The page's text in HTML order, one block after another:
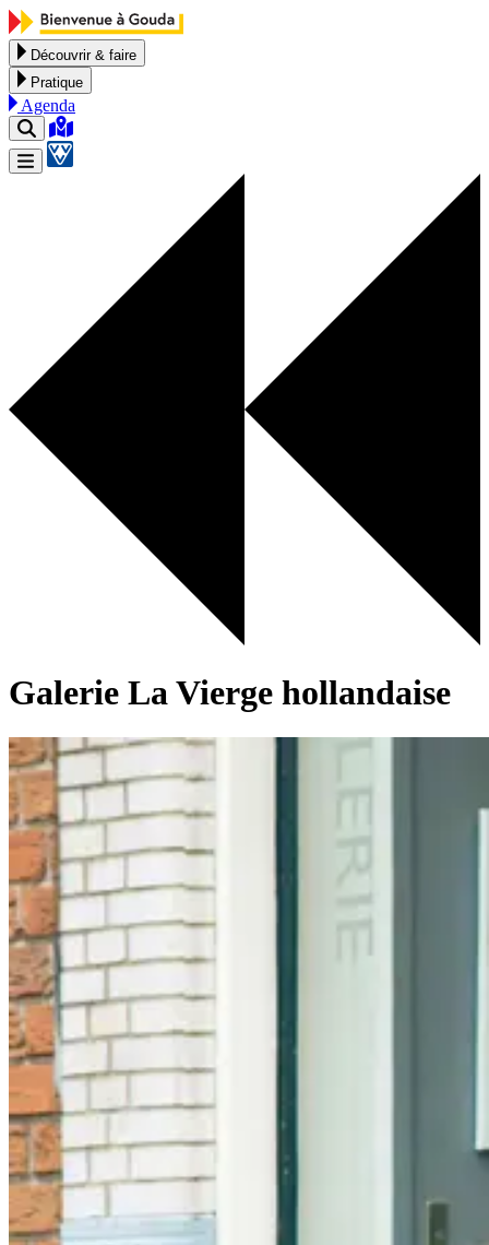
Aller au contenu
Découvrir & faire
Pratique
Agenda
Galerie La Vierge hollandaise